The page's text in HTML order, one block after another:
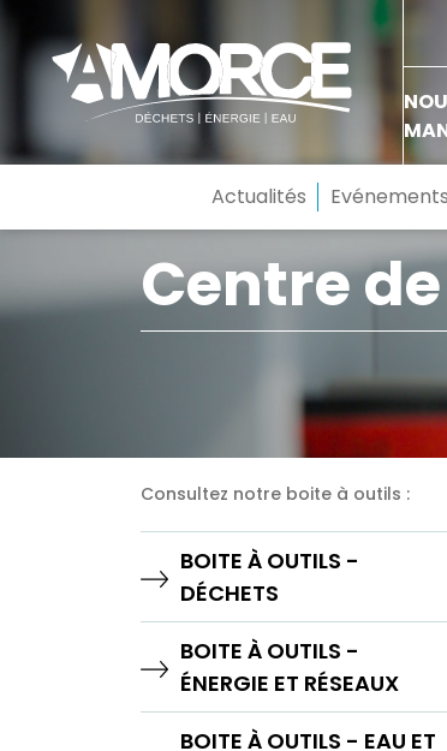
Actualités Evénements
Centre
Consultez notre boite à outils :
BOITE À OUTILS -
DÉCHETS
BOITE À OUTILS -
ÉNERGIE ET RÉSEAUX
BOITE À OUTILS - EAU ET